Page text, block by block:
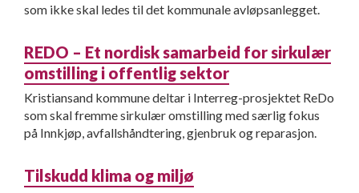
som ikke skal ledes til det kommunale avløpsanlegget.
REDO – Et nordisk samarbeid for sirkulær
omstilling i offentlig sektor
Kristiansand kommune deltar i Interreg-prosjektet ReDo
som skal fremme sirkulær omstilling med særlig fokus
på Innkjøp, avfallshåndtering, gjenbruk og reparasjon.
Tilskudd klima og miljø